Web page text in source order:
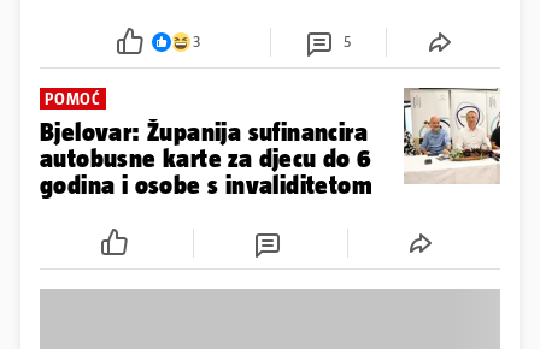
3 5
POMOĆ
Bjelovar: Županija sufinancira
autobusne karte za djecu do 6
godina i osobe s invaliditetom